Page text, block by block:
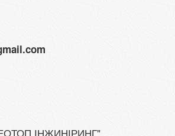
ІНЖИНІРИНГ"